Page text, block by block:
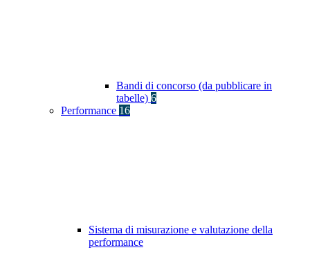
Bandi di concorso (da pubblicare in
tabelle) 6
Performance 16
Sistema di misurazione e valutazione della
performance